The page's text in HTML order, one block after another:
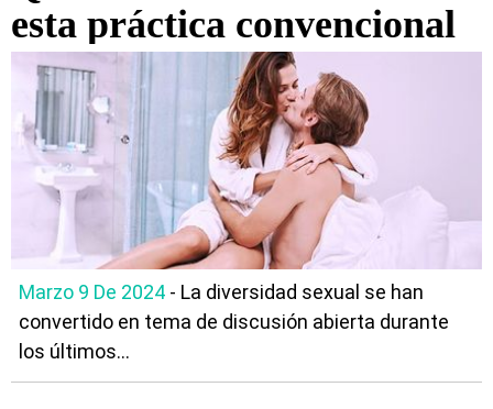
esta práctica convencional
Marzo 9 De 2024 - La diversidad sexual se han
convertido en tema de discusión abierta durante
los últimos...